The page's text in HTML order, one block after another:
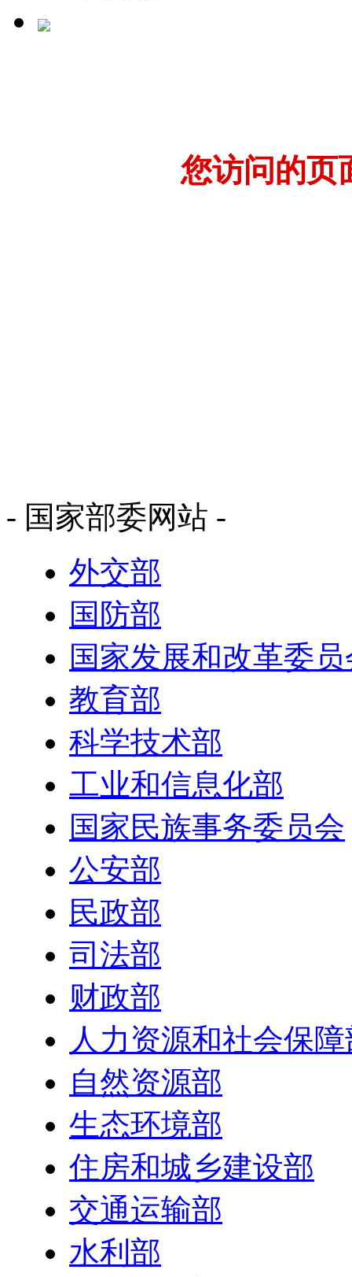
您访问的页
- 国家部委网站 -
外交部
国防部
国家发展和改革委
教育部
科学技术部
工业和信息化部
国家民族事务委员会
公安部
民政部
司法部
财政部
人力资源和社会保
自然资源部
生态环境部
住房和城乡建设部
交通运输部
水利部